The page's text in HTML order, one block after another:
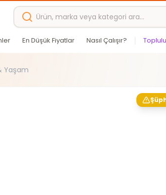
En Düşük Fiyatlar Nasıl Çalışır?
Yaşam